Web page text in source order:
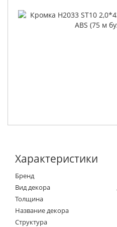
Характеристики
Бренд
Вид декора
Толщина
Название декора
Структура